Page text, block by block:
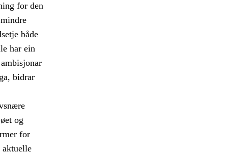
for den
både
har ein
bidrar
og
for